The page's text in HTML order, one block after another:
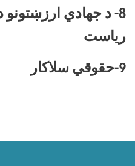
8- د جهادي
رياست
9-حقوقي سلاکار